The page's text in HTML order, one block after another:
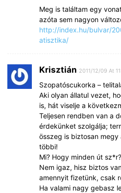
Meg is találtam egy
azóta sem nagyon
http://index.hu/bulvar/
atisztika/
Krisztián 2011/12/09 At
Szopatóscukorka –
Aki olyan állatul vezet,
is, hát viselje a
Teljesen rendben van a
érdekünket szolgálja;
összeg is biztosan
többi!
Mi? Hogy minden út sz*r?
Nem igaz, hisz biztos
amennyit fizetünk, csak
Ha valami nagy gebasz